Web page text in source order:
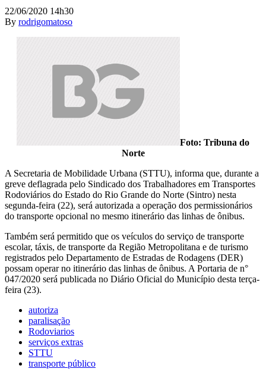
22/06/2020 14h30
By rodrigomatoso
Foto: Tribuna do
Norte
A Secretaria de Mobilidade Urbana (STTU), informa que, durante a
greve deflagrada pelo Sindicado dos Trabalhadores em Transportes
Rodoviários do Estado do Rio Grande do Norte (Sintro) nesta
segunda-feira (22), será autorizada a operação dos permissionários
do transporte opcional no mesmo itinerário das linhas de ônibus.
Também será permitido que os veículos do serviço de transporte
escolar, táxis, de transporte da Região Metropolitana e de turismo
registrados pelo Departamento de Estradas de Rodagens (DER)
possam operar no itinerário das linhas de ônibus. A Portaria de n°
047/2020 será publicada no Diário Oficial do Município desta terça-
feira (23).
autoriza
paralisação
Rodoviarios
serviços extras
STTU
transporte público